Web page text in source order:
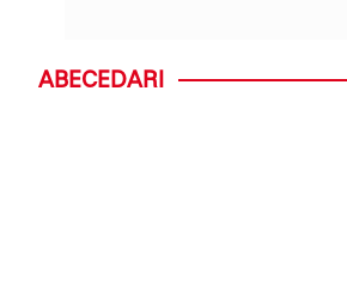
ABECEDARI